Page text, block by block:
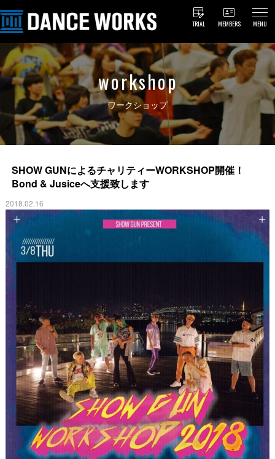
TRIAL MEMBERS MENU
workshop
ワークショップ
SHOW GUNによるチャリティーWORKSHOP開催！
Bond & Jusiceへ支援致します
2018.02.16